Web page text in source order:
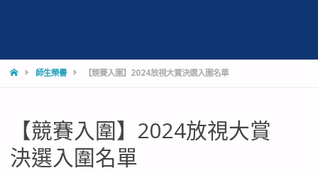
師生榮譽 【競賽入圍】2024放視大賞決選入圍名單
【競賽入圍】2024放視大賞
決選入圍名單